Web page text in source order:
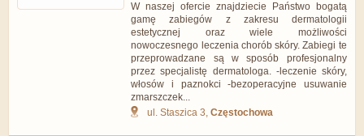
W naszej ofercie znajdziecie Państwo bogatą
gamę zabiegów z zakresu dermatologii
estetycznej oraz wiele możliwości
nowoczesnego leczenia chorób skóry. Zabiegi te
przeprowadzane są w sposób profesjonalny
przez specjalistę dermatologa. -leczenie skóry,
włosów i paznokci -bezoperacyjne usuwanie
zmarszczek...
ul. Staszica 3,Częstochowa